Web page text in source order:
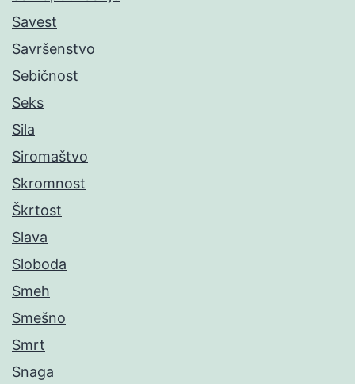
Savest
Savršenstvo
Sebičnost
Seks
Sila
Siromaštvo
Skromnost
Škrtost
Slava
Sloboda
Smeh
Smešno
Smrt
Snaga